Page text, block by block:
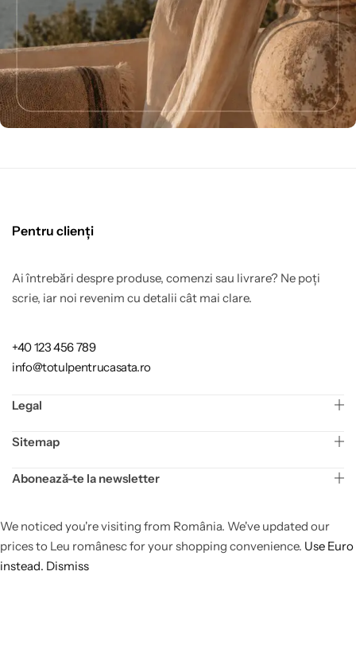
Pentru clienți
Ai întrebări despre produse, comenzi sau livrare? Ne poți
scrie, iar noi revenim cu detalii cât mai clare.
+40 123 456 789
info@totulpentrucasata.ro
Legal
Sitemap
Abonează-te la newsletter
We noticed you're visiting from România. We've updated our
prices to Leu românesc for your shopping convenience. Use Euro
instead. Dismiss